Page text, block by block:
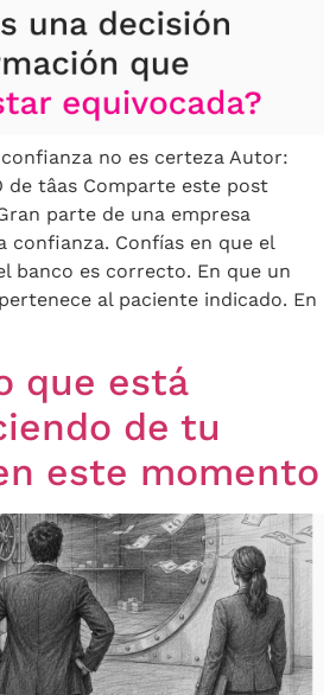
no es certeza Autor:
de tâas Comparte este post
parte de una empresa
confianza. Confías en que el
banco es correcto. En que un
al paciente indicado. En
que está
de tu
este momento